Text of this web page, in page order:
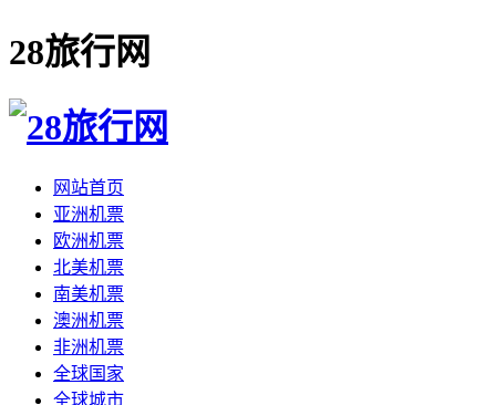
28旅行网
网站首页
亚洲机票
欧洲机票
北美机票
南美机票
澳洲机票
非洲机票
全球国家
全球城市